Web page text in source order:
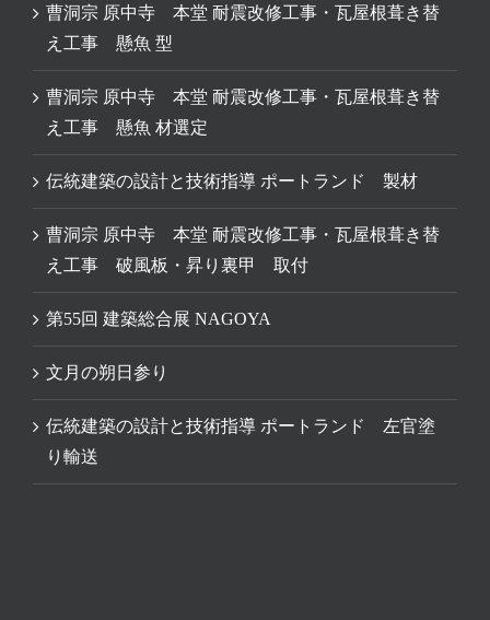
曹洞宗 原中寺 本堂 耐震改修工事・瓦屋根葺き替
え工事 懸魚 型
曹洞宗 原中寺 本堂 耐震改修工事・瓦屋根葺き替
え工事 懸魚 材選定
伝統建築の設計と技術指導 ポートランド 製材
曹洞宗 原中寺 本堂 耐震改修工事・瓦屋根葺き替
え工事 破風板・昇り裏甲 取付
第55回 建築総合展 NAGOYA
文月の朔日参り
伝統建築の設計と技術指導 ポートランド 左官塗
り輸送